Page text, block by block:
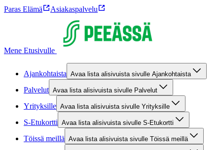
Paras Elämä Asiakaspalvelu
Mene Etusivulle
Ajankohtaista Avaa lista alisivuista sivulle Ajankohtaista
Palvelut Avaa lista alisivuista sivulle Palvelut
Yrityksille Avaa lista alisivuista sivulle Yrityksille
S-Etukortti Avaa lista alisivuista sivulle S-Etukortti
Töissä meillä Avaa lista alisivuista sivulle Töissä meillä